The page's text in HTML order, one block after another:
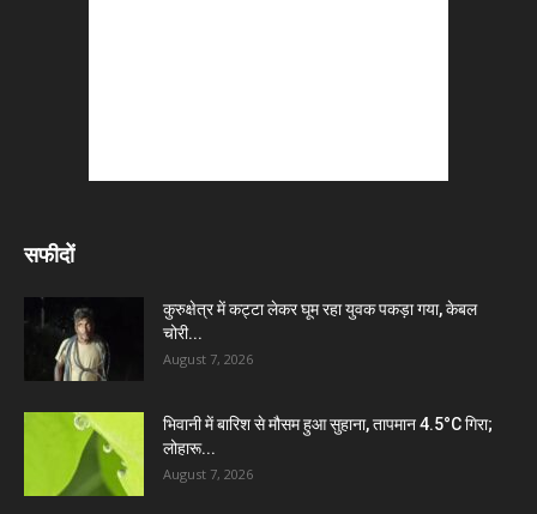
सफीदों
कुरुक्षेत्र में कट्टा लेकर घूम रहा युवक पकड़ा गया, केबल
चोरी...
August 7, 2026
भिवानी में बारिश से मौसम हुआ सुहाना, तापमान 4.5°C गिरा;
लोहारू...
August 7, 2026